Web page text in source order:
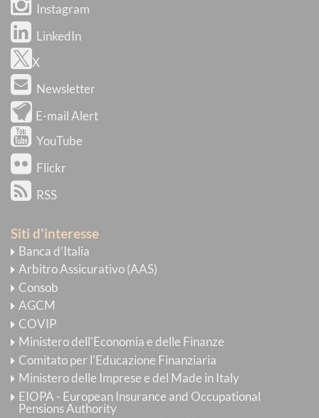
Instagram
LinkedIn
X
Newsletter
E-mail Alert
YouTube
Flickr
RSS
Siti d'interesse
Banca d’Italia
Arbitro Assicurativo (AAS)
Consob
AGCM
COVIP
Ministero dell'Economia e delle Finanze
Comitato per l'Educazione Finanziaria
Ministero delle Imprese e del Made in Italy
EIOPA - European Insurance and Occupational
Pensions Authority